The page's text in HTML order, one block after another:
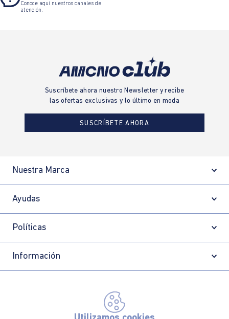
Conoce aquí nuestros canales de
atención.
Suscríbete ahora nuestro Newsletter y recibe
las ofertas exclusivas y lo último en moda
SUSCRÍBETE AHORA
Nuestra Marca
Ayudas
Políticas
Información